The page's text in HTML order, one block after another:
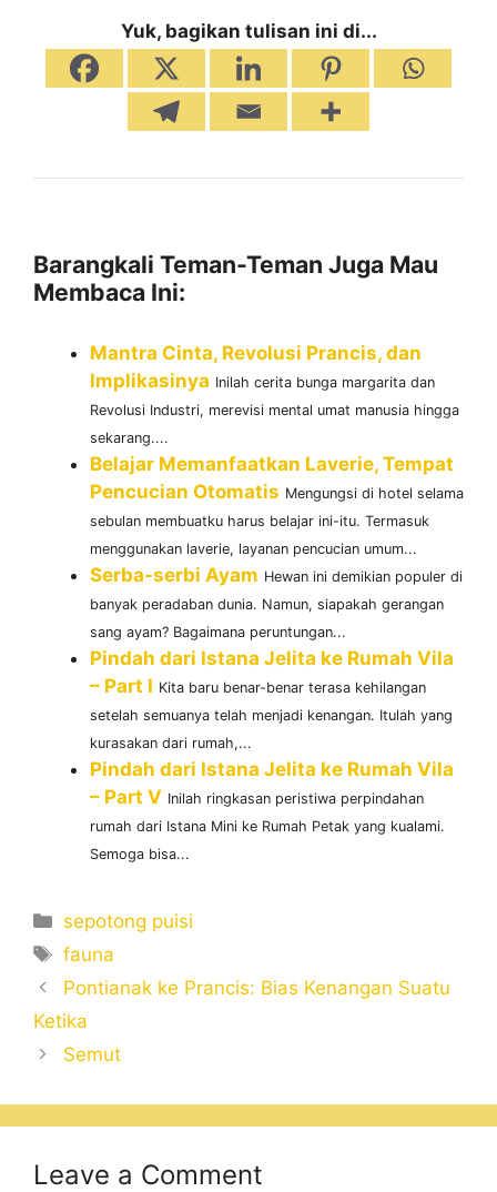
Yuk, bagikan tulisan ini di...
Barangkali Teman-Teman Juga Mau
Membaca Ini:
Mantra Cinta, Revolusi Prancis, dan
Implikasinya Inilah cerita bunga margarita dan
Revolusi Industri, merevisi mental umat manusia hingga
sekarang....
Belajar Memanfaatkan Laverie, Tempat
Pencucian Otomatis Mengungsi di hotel selama
sebulan membuatku harus belajar ini-itu. Termasuk
menggunakan laverie, layanan pencucian umum...
Serba-serbi Ayam Hewan ini demikian populer di
banyak peradaban dunia. Namun, siapakah gerangan
sang ayam? Bagaimana peruntungan...
Pindah dari Istana Jelita ke Rumah Vila
– Part I Kita baru benar-benar terasa kehilangan
setelah semuanya telah menjadi kenangan. Itulah yang
kurasakan dari rumah,...
Pindah dari Istana Jelita ke Rumah Vila
– Part V Inilah ringkasan peristiwa perpindahan
rumah dari Istana Mini ke Rumah Petak yang kualami.
Semoga bisa...
Categories
sepotong puisi
Tags
fauna
Pontianak ke Prancis: Bias Kenangan Suatu
Ketika
Semut
Leave a Comment